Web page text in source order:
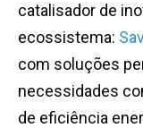
catalisador de
ecossistema:
com soluções
necessidades
de eficiência